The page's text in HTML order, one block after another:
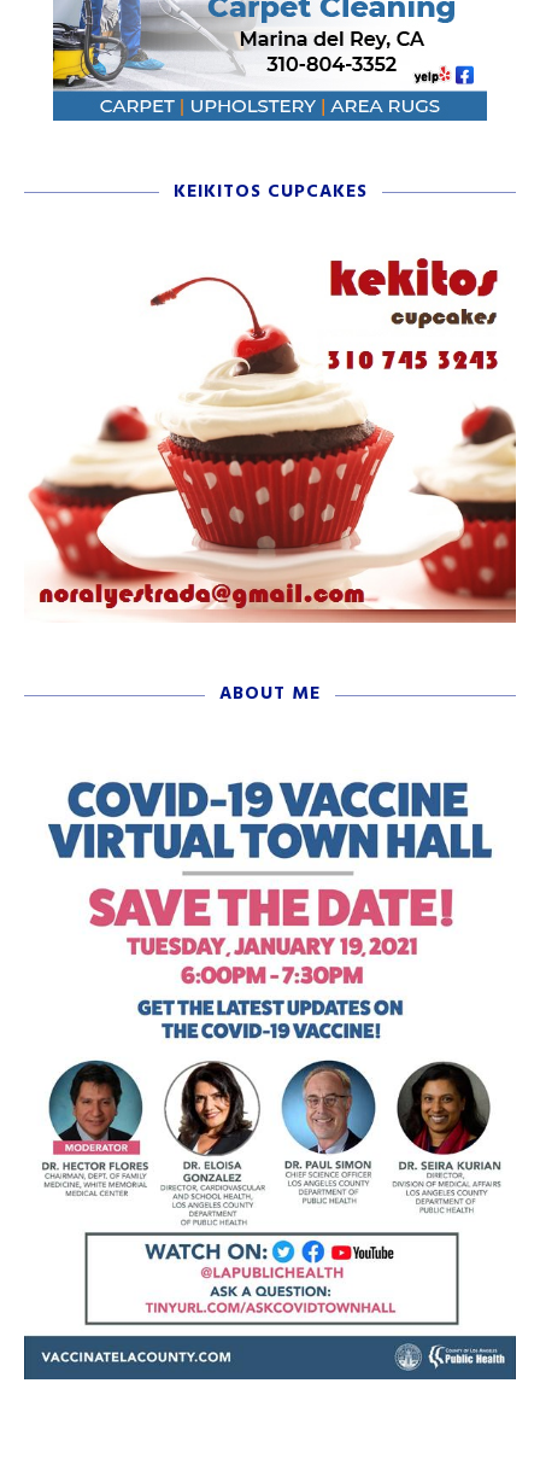
KEIKITOS CUPCAKES
ABOUT ME